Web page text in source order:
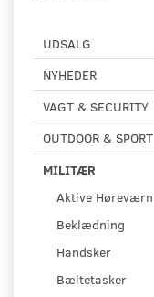
UDSALG
NYHEDER
VAGT & SECURITY
OUTDOOR & SPORT
MILITÆR
Aktive Høreværn
Beklædning
Handsker
Bæltetasker